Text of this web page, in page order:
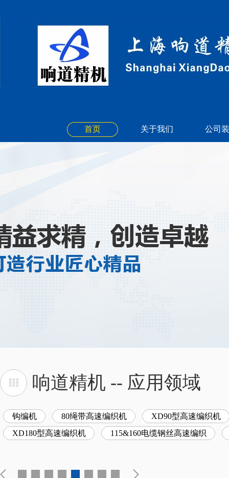
首页 关于我们 公司
响道精机 -- 应用领
钩编机 80绳带高速编织机
XD90型高速编织机
XD180型高速编织机
115&160电缆钢丝高速编织